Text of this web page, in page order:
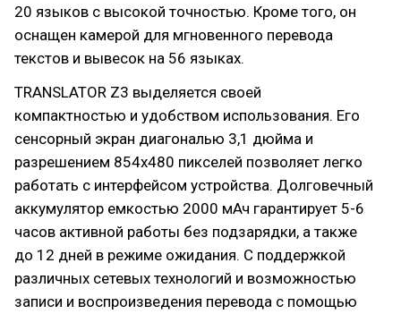
20 языков с высокой точностью. Кроме того, он
оснащен камерой для мгновенного перевода
текстов и вывесок на 56 языках.
TRANSLATOR Z3 выделяется своей
компактностью и удобством использования. Его
сенсорный экран диагональю 3,1 дюйма и
разрешением 854x480 пикселей позволяет легко
работать с интерфейсом устройства. Долговечный
аккумулятор емкостью 2000 мАч гарантирует 5-6
часов активной работы без подзарядки, а также
до 12 дней в режиме ожидания. С поддержкой
различных сетевых технологий и возможностью
записи и воспроизведения перевода с помощью